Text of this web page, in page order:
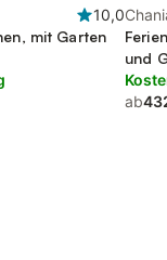
10,0
mit Garten
und
ab